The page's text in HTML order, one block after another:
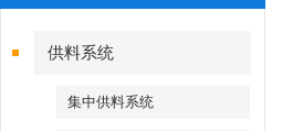
供料系统
集中供料系统